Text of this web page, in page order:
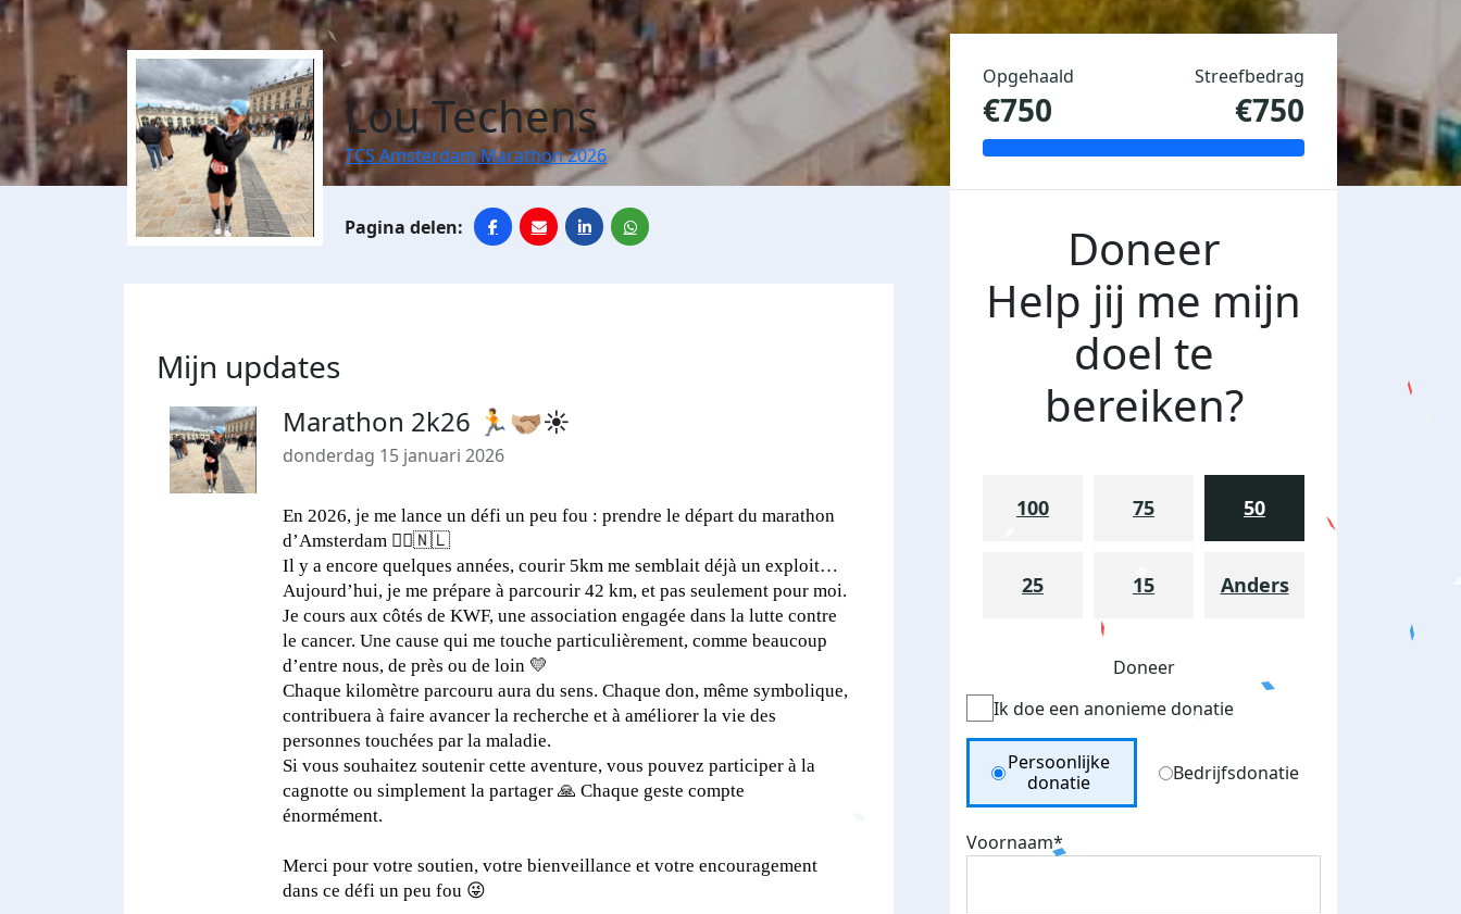
Lou Techens
TCS Amsterdam Marathon 2026
Mijn updates
Marathon 2k26 🏃🫱🏼‍🫲🏽☀️
donderdag 15 januari 2026
En 2026, je me lance un défi un peu fou : prendre le départ du marathon
d’Amsterdam 🏃‍♀️🇳🇱
Il y a encore quelques années, courir 5km me semblait déjà un exploit…
Aujourd’hui, je me prépare à parcourir 42 km, et pas seulement pour moi.
Je cours aux côtés de KWF, une association engagée dans la lutte contre
le cancer. Une cause qui me touche particulièrement, comme beaucoup
d’entre nous, de près ou de loin 💛
Chaque kilomètre parcouru aura du sens. Chaque don, même symbolique,
contribuera à faire avancer la recherche et à améliorer la vie des
personnes touchées par la maladie.
Si vous souhaitez soutenir cette aventure, vous pouvez participer à la
cagnotte ou simplement la partager 🙏 Chaque geste compte
énormément.
Merci pour votre soutien, votre bienveillance et votre encouragement
dans ce défi un peu fou 😜
Opgehaald
€750
Streefbedrag
€750
Doneer
Help jij me mijn
doel te
bereiken?
100 75 50
25 15 Anders
Doneer
Ik doe een anonieme donatie
Donation Type
Persoonlijke
donatie
Bedrijfsdonatie
Voornaam*